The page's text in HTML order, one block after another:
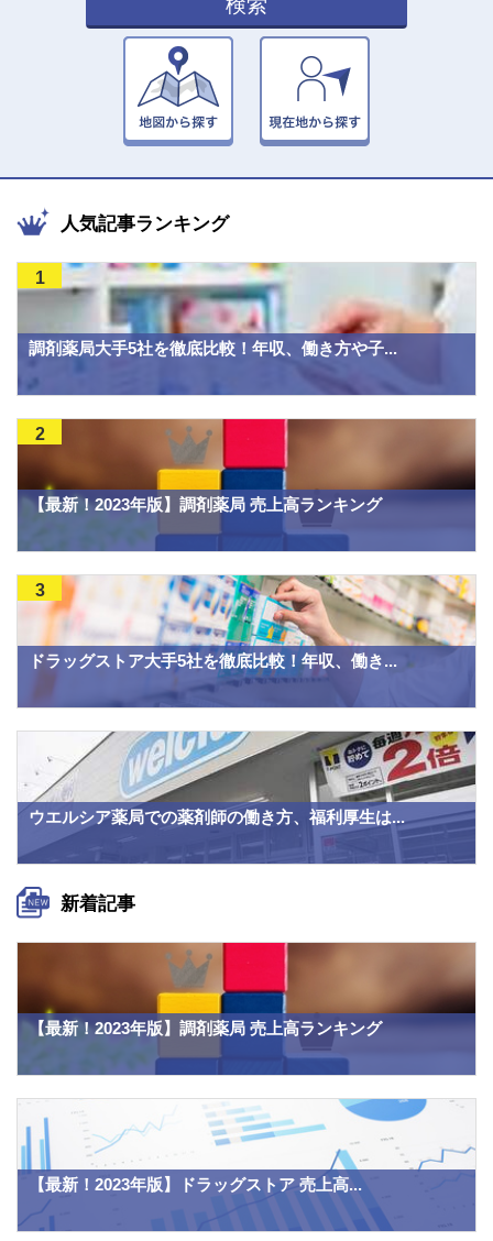
検索
人気記事ランキング
調剤薬局大手5社を徹底比較！年収、働き方や子...
1
【最新！2023年版】調剤薬局 売上高ランキング
2
ドラッグストア大手5社を徹底比較！年収、働き...
3
ウエルシア薬局での薬剤師の働き方、福利厚生は...
新着記事
【最新！2023年版】調剤薬局 売上高ランキング
【最新！2023年版】ドラッグストア 売上高...